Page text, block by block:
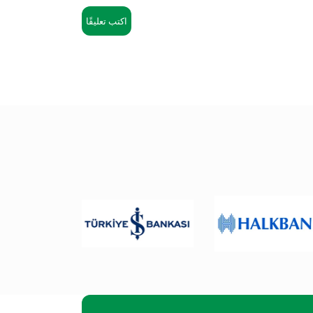
اكتب تعليقًا